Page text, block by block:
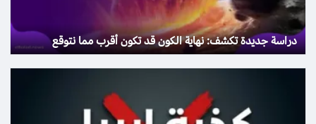
دراسة جديدة تكشف: نهاية الكون قد تكون أقرب مما نتوقع